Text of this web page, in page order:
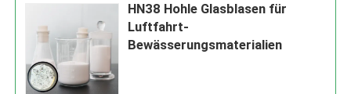
HN38 Hohle Glasblasen für
Luftfahrt-
Bewässerungsmaterialien